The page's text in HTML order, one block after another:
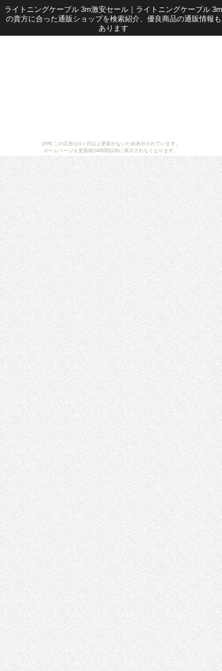
[PR] この広告は3ヶ月以上更新がないため表示されています。
ホームページを更新後24時間以内に表示されなくなります。
ライトニングケーブル 3m激安セール ｜ ライトニングケーブル 3m
の貴方に合った通販ショップを検索紹介、優良商品の通販情報も
あります